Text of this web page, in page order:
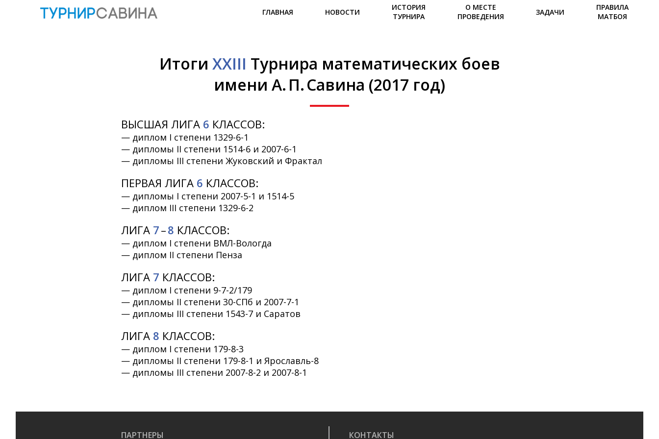
ГЛАВНАЯ НОВОСТИ
ИСТОРИЯ
ТУРНИРА
О МЕСТЕ
ПРОВЕДЕНИЯ
ЗАДАЧИ
ПРАВИЛА
МАТБОЯ
Итоги XXIII Турнира математических боев
имени А. П. Савина (2017 год)
ВЫСШАЯ ЛИГА 6 КЛАССОВ:
— диплом I степени 1329-6-1
— дипломы II степени 1514-6 и 2007-6-1
— дипломы III степени Жуковский и Фрактал
ПЕРВАЯ ЛИГА 6 КЛАССОВ:
— дипломы I степени 2007-5-1 и 1514-5
— диплом III степени 1329-6-2
ЛИГА 7–8 КЛАССОВ:
— диплом I степени ВМЛ-Вологда
— диплом II степени Пенза
ЛИГА 7 КЛАССОВ:
— диплом I степени 9-7-2/179
— дипломы II степени 30-СПб и 2007-7-1
— дипломы III степени 1543-7 и Саратов
ЛИГА 8 КЛАССОВ:
— диплом I степени 179-8-3
— дипломы II степени 179-8-1 и Ярославль-8
— дипломы III степени 2007-8-2 и 2007-8-1
ПАРТНЕРЫ КОНТАКТЫ